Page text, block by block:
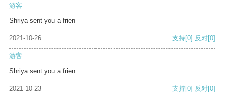
游客
Shriya sent you a frien
2021-10-26 支持[0] 反对[0]
游客
Shriya sent you a frien
2021-10-23 支持[0] 反对[0]